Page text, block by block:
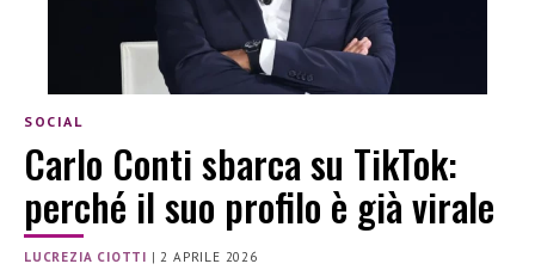
SOCIAL
Carlo Conti sbarca su TikTok:
perché il suo profilo è già virale
LUCREZIA CIOTTI |2 APRILE 2026